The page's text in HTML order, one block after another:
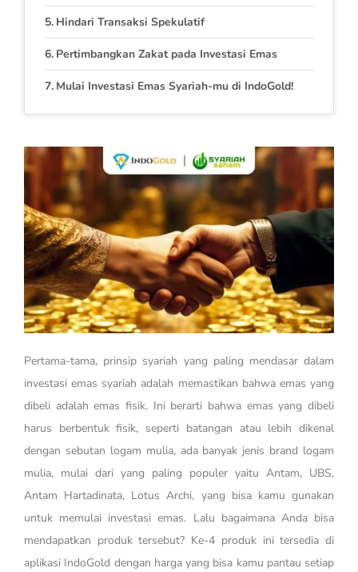
Hindari Transaksi Spekulatif
Pertimbangkan Zakat pada Investasi Emas
Mulai Investasi Emas Syariah-mu di IndoGold!
Pertama-tama, prinsip syariah yang paling mendasar dalam
investasi emas syariah adalah memastikan bahwa emas yang
dibeli adalah emas fisik. Ini berarti bahwa emas yang dibeli
harus berbentuk fisik, seperti batangan atau lebih dikenal
dengan sebutan logam mulia, ada banyak jenis brand logam
mulia, mulai dari yang paling populer yaitu Antam, UBS,
Antam Hartadinata, Lotus Archi, yang bisa kamu gunakan
untuk memulai investasi emas. Lalu bagaimana Anda bisa
mendapatkan produk tersebut? Ke-4 produk ini tersedia di
aplikasi IndoGold dengan harga yang bisa kamu pantau setiap